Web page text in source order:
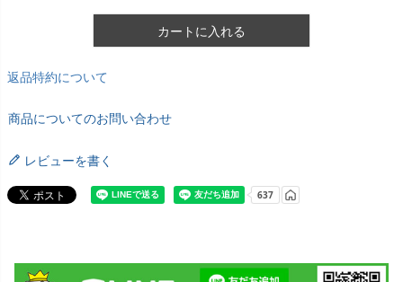
カートに入れる
返品特約について
商品についてのお問い合わせ
レビューを書く